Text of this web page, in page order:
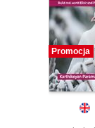
Promocja